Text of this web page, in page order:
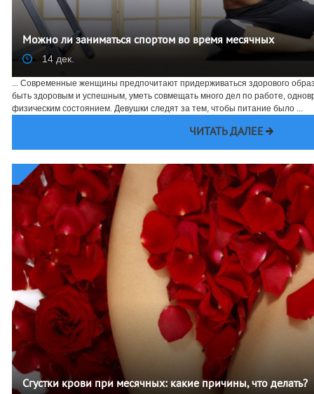
Можно ли заниматься спортом во время месячных
14 дек.
... Современные женщины предпочитают придерживаться здорового
быть здоровым и успешным, уметь совмещать много дел по работе,
физическим состоянием. Девушки следят за тем, чтобы питание было ...
ЧИТАТЬ ДАЛЕЕ
Сгустки крови при месячных: какие причины, что делать?